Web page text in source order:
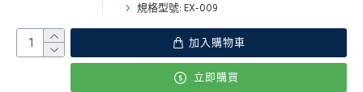
規格型號: EX-009
加入購物車
立即購買